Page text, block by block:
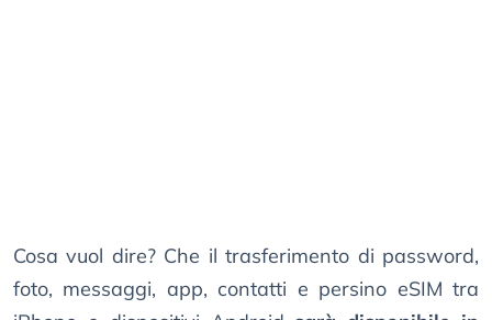
Cosa vuol dire? Che il trasferimento di password,
foto, messaggi, app, contatti e persino eSIM tra